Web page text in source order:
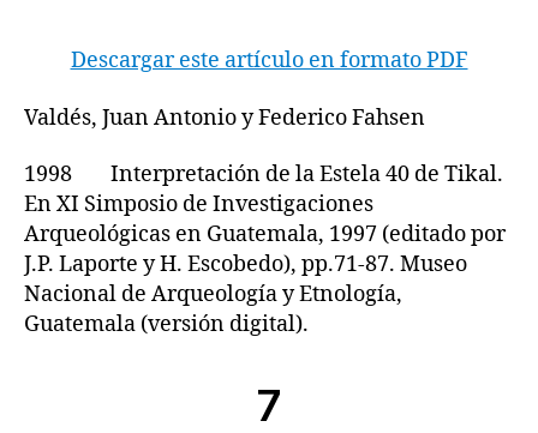
Descargar este artículo en formato PDF
Valdés, Juan Antonio y Federico Fahsen
1998 Interpretación de la Estela 40 de Tikal.
En XI Simposio de Investigaciones
Arqueológicas en Guatemala, 1997 (editado por
J.P. Laporte y H. Escobedo), pp.71-87. Museo
Nacional de Arqueología y Etnología,
Guatemala (versión digital).
7